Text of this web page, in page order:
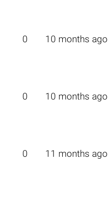
0 10 months ago
0 10 months ago
0 11 months ago